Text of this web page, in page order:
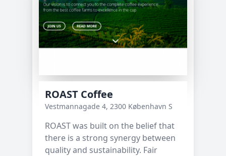
ROAST Coffee
Vestmannagade 4, 2300 København S
ROAST was built on the belief that
there is a strong synergy between
quality and sustainability. Fair